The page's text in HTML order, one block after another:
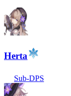
Herta
Sub-DPS